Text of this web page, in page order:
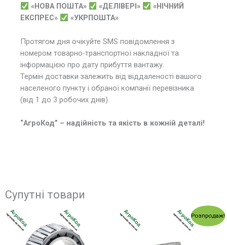
«НОВА ПОШТА»
«ДЕЛІВЕРІ»
«НІЧНИЙ
ЕКСПРЕС»
«УКРПОШТА»
Протягом дня очікуйте SMS повідомлення з
номером товарно-транспортної накладної та
інформацією про дату прибуття вантажу.
Термін доставки залежить від віддаленості вашого
населеного пункту і обраної компанії перевізника
(від 1 до 3 робочих днів).
“АгроКод” – надійність та якість в кожній деталі!
Супутні товари
Розпродаж!
Оригінальна
ціна:
650.00 грн..
ціна: